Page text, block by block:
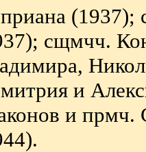
(1937);
сщмчч.
и
и